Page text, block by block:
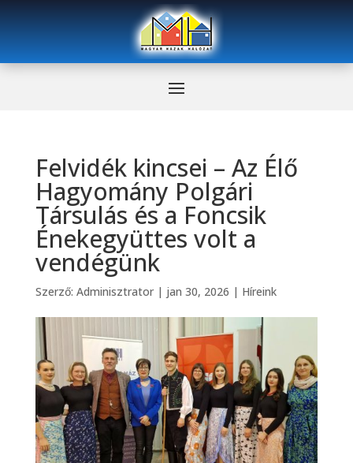
Felvidék kincsei – Az Élő
Hagyomány Polgári
Társulás és a Foncsik
Énekegyüttes volt a
vendégünk
Szerző: Adminisztrator| jan 30, 2026 | Híreink